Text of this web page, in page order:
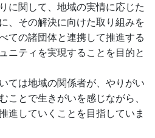
に関して、地域の実情に応じた
、その解決に向けた取り組みを
ての諸団体と連携して推進する
ニティを実現することを目的と
ては地域の関係者が、やりがい
ことで生きがいを感じながら、
進していくことを目指していま